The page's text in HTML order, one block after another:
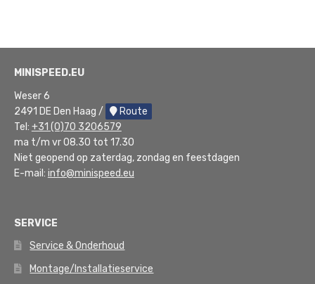
MINISPEED.EU
Weser 6
2491 DE Den Haag /
Route
Tel: +31 (0)70 3206579
ma t/m vr 08.30 tot 17.30
Niet geopend op zaterdag, zondag en feestdagen
E-mail: info@minispeed.eu
SERVICE
Service & Onderhoud
Montage/Installatieservice